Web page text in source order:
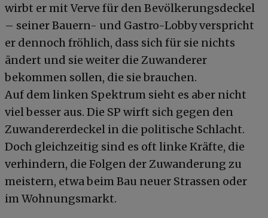
wirbt er mit Verve für den Bevölkerungsdeckel
– seiner Bauern- und Gastro-Lobby verspricht
er dennoch fröhlich, dass sich für sie nichts
ändert und sie weiter die Zuwanderer
bekommen sollen, die sie brauchen.
Auf dem linken Spektrum sieht es aber nicht
viel besser aus. Die SP wirft sich gegen den
Zuwandererdeckel in die politische Schlacht.
Doch gleichzeitig sind es oft linke Kräfte, die
verhindern, die Folgen der Zuwanderung zu
meistern, etwa beim Bau neuer Strassen oder
im Wohnungsmarkt.